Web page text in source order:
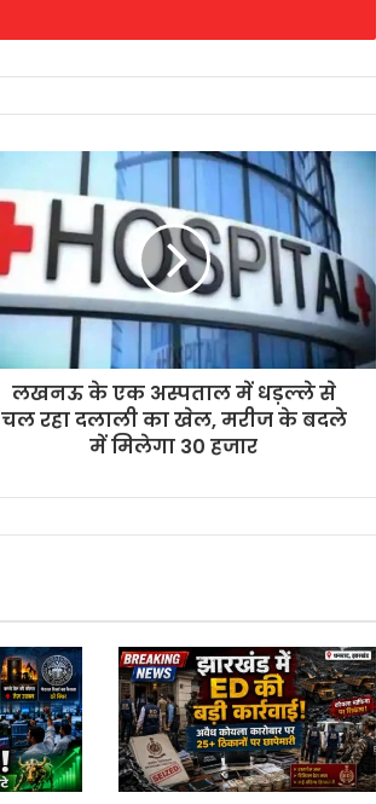
लखनऊ के एक अस्पताल में धड़ल्ले से
चल रहा दलाली का खेल, मरीज के बदले
में मिलेगा 30 हजार